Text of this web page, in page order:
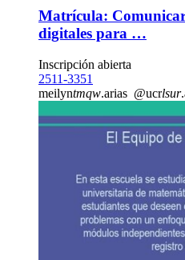
Matrícula:
digitales para …
Inscripción abierta
2511-3351
meilyntmqw.arias @ucrlsur